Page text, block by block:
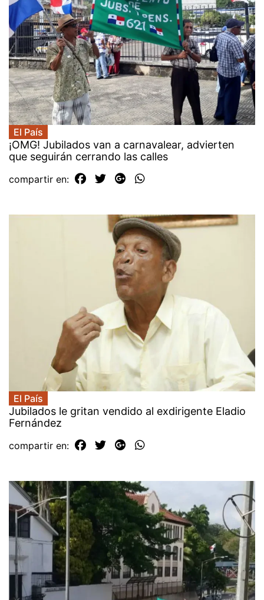
El País
¡OMG! Jubilados van a carnavalear, advierten
que seguirán cerrando las calles
compartir en:
El País
Jubilados le gritan vendido al exdirigente Eladio
Fernández
compartir en: